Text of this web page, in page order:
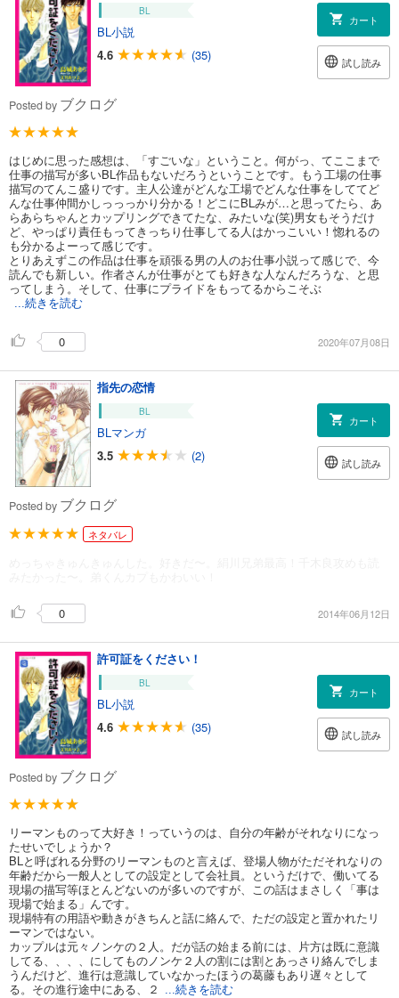
BL
BL小説
4.6
(35)
カート
試し読み
Posted by ブクログ
はじめに思った感想は、「すごいな」ということ。何がっ、てここまで
仕事の描写が多いBL作品もないだろうということです。もう工場の仕事
描写のてんこ盛りです。主人公達がどんな工場でどんな仕事をしててど
んな仕事仲間かしっっっかり分かる！どこにBLみが…と思ってたら、あ
らあらちゃんとカップリングできてたな、みたいな(笑)男女もそうだけ
ど、やっぱり責任もってきっちり仕事してる人はかっこいい！惚れるの
も分かるよーって感じです。
とりあえずこの作品は仕事を頑張る男の人のお仕事小説って感じで、今
読んでも新しい。作者さんが仕事がとても好きな人なんだろうな、と思
ってしまう。そして、仕事にプライドをもってるからこそぶ
...続きを読む
0 2020年07月08日
指先の恋情
BL
BLマンガ
3.5
(2)
カート
試し読み
Posted by ブクログ
ネタバレ
0 2014年06月12日
許可証をください！
BL
BL小説
4.6
(35)
カート
試し読み
Posted by ブクログ
リーマンものって大好き！っていうのは、自分の年齢がそれなりになっ
たせいでしょうか？
BLと呼ばれる分野のリーマンものと言えば、登場人物がただそれなりの
年齢だから一般人としての設定として会社員。というだけで、働いてる
現場の描写等ほとんどないのが多いのですが、この話はまさしく「事は
現場で始まる」んです。
現場特有の用語や動きがきちんと話に絡んで、ただの設定と置かれたリ
ーマンではない。
カップルは元々ノンケの２人。だが話の始まる前には、片方は既に意識
してる、、、、にしてものノンケ２人の割には割とあっさり絡んでしま
うんだけど、進行は意識していなかったほうの葛藤もあり遅々として
る。その進行途中にある、２
...続きを読む